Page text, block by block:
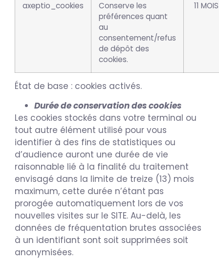
axeptio_cookies
Conserve les
préférences quant
au
consentement/refus
de dépôt des
cookies.
11 MOIS
État de base : cookies activés.
Durée de conservation des cookies
Les cookies stockés dans votre terminal ou
tout autre élément utilisé pour vous
identifier à des fins de statistiques ou
d’audience auront une durée de vie
raisonnable lié à la finalité du traitement
envisagé dans la limite de treize (13) mois
maximum, cette durée n’étant pas
prorogée automatiquement lors de vos
nouvelles visites sur le SITE. Au-delà, les
données de fréquentation brutes associées
à un identifiant sont soit supprimées soit
anonymisées.